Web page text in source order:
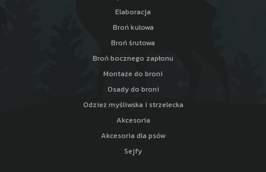
Elaboracja
Broń kulowa
Broń śrutowa
Broń bocznego zapłonu
Montaże do broni
Osady do broni
Odzież myśliwska i strzelecka
Akcesoria
Akcesoria dla psów
Sejfy